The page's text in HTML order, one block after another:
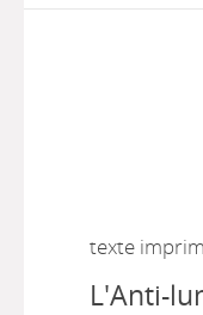
texte
L'Anti-